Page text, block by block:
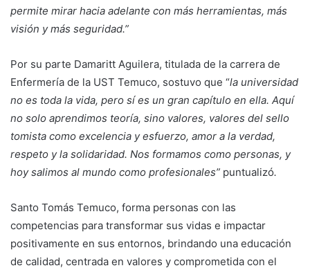
permite mirar hacia adelante con más herramientas, más
visión y más seguridad.”
Por su parte Damaritt Aguilera, titulada de la carrera de
Enfermería de la UST Temuco, sostuvo que “la universidad
no es toda la vida, pero sí es un gran capítulo en ella. Aquí
no solo aprendimos teoría, sino valores, valores del sello
tomista como excelencia y esfuerzo, amor a la verdad,
respeto y la solidaridad. Nos formamos como personas, y
hoy salimos al mundo como profesionales” puntualizó.
Santo Tomás Temuco, forma personas con las
competencias para transformar sus vidas e impactar
positivamente en sus entornos, brindando una educación
de calidad, centrada en valores y comprometida con el